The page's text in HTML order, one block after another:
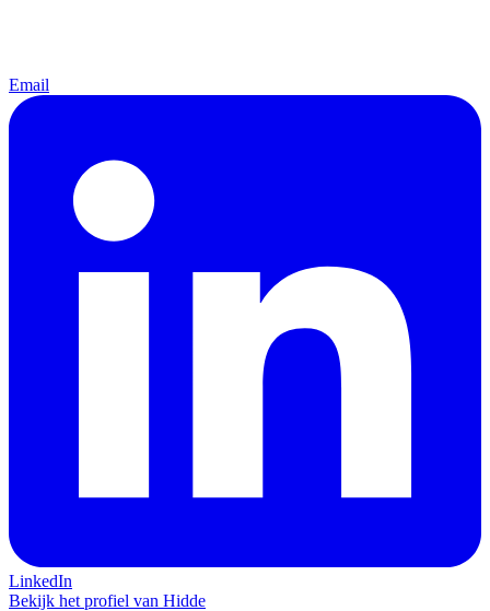
Email
LinkedIn
Bekijk het profiel van Hidde